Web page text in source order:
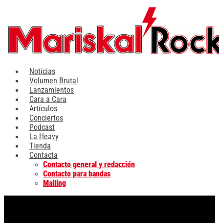
contenido
Noticias
Volumen Brutal
Lanzamientos
Cara a Cara
Artículos
Conciertos
Podcast
La Heavy
Tienda
Contacta
Contacto general y redacción
Contacto para bandas
Mailing